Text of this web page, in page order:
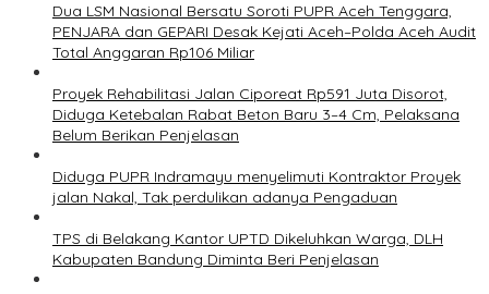
Dua LSM Nasional Bersatu Soroti PUPR Aceh Tenggara,
PENJARA dan GEPARI Desak Kejati Aceh–Polda Aceh Audit
Total Anggaran Rp106 Miliar
Proyek Rehabilitasi Jalan Ciporeat Rp591 Juta Disorot,
Diduga Ketebalan Rabat Beton Baru 3–4 Cm, Pelaksana
Belum Berikan Penjelasan
Diduga PUPR Indramayu menyelimuti Kontraktor Proyek
jalan Nakal, Tak perdulikan adanya Pengaduan
TPS di Belakang Kantor UPTD Dikeluhkan Warga, DLH
Kabupaten Bandung Diminta Beri Penjelasan